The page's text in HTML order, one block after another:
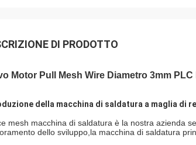
DI PRODOTTO
Motor Pull Mesh Wire Diametro 3mm
della macchina di saldatura a maglia di
mesh macchina di saldatura è la nostra azienda
dello sviluppo,la macchina di saldatura